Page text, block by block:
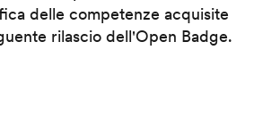
delle competenze acquisite
rilascio dell'Open Badge.